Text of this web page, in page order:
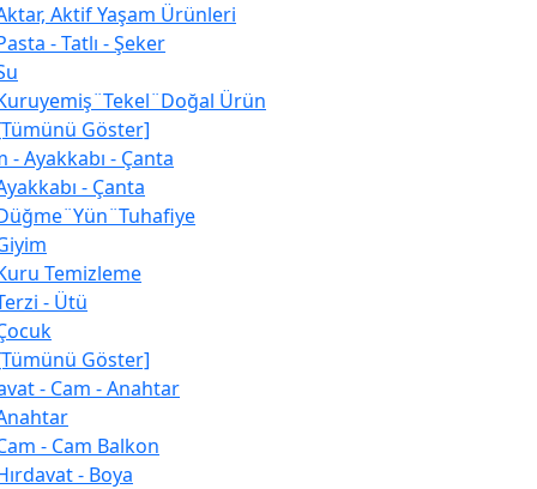
Aktif Yaşam Ürünleri
- Tatlı - Şeker
Ürün
Göster]
- Ayakkabı - Çanta
- Çanta
Temizleme
- Ütü
Göster]
- Cam - Anahtar
- Cam Balkon
- Boya